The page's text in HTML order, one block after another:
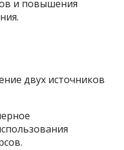
и повышения
двух источников